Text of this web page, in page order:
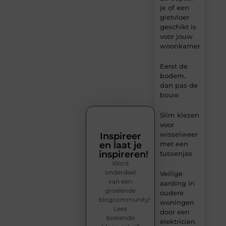
je of een
gietvloer
geschikt is
voor jouw
woonkamer
Eerst de
bodem,
dan pas de
bouw
Slim kiezen
voor
wisselweer
met een
tussenjas
Veilige
aarding in
oudere
woningen
door een
elektricien
Inspireer
en laat je
inspireren!
Word
onderdeel
van een
groeiende
blogcommunity!
Lees
boeiende